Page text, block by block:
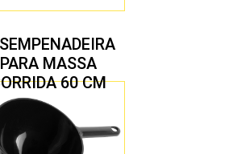
PARA MASSA
60 CM